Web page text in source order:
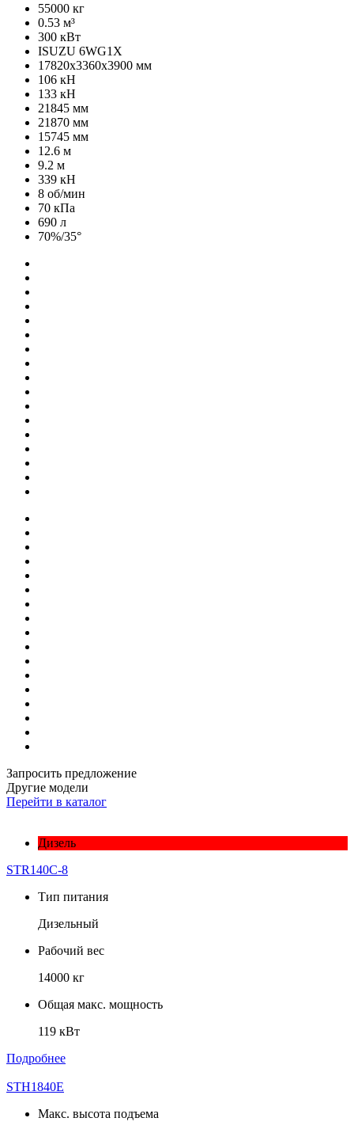
55000 кг
0.53 м³
300 кВт
ISUZU 6WG1X
17820х3360х3900 мм
106 кН
133 кН
21845 мм
21870 мм
15745 мм
12.6 м
9.2 м
339 кН
8 об/мин
70 кПа
690 л
70%/35°
Запросить предложение
Другие модели
Перейти в каталог
Дизель
STR140C-8
Тип питания
Дизельный
Рабочий вес
14000 кг
Общая макс. мощность
119 кВт
Подробнее
STH1840E
Макс. высота подъема